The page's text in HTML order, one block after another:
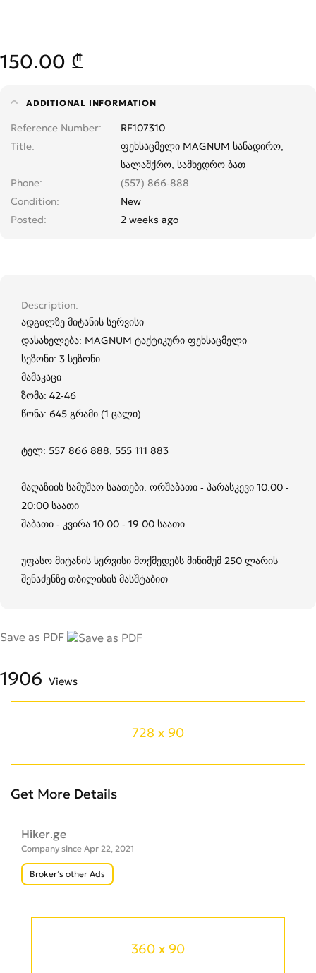
360 x 90
150.00 ₾
ADDITIONAL INFORMATION
Reference Number
RF107310
Title
ფეხსაცმელი MAGNUM სანადირო,
სალაშქრო, სამხედრო ბათ
Phone
(557) 866-888
Condition
New
Posted
2 weeks ago
Description
ადგილზე მიტანის სერვისი
დასახელება: MAGNUM ტაქტიკური ფეხსაცმელი
სეზონი: 3 სეზონი
მამაკაცი
ზომა: 42-46
წონა: 645 გრამი (1 ცალი)
ტელ: 557 866 888, 555 111 883
მაღაზიის სამუშაო საათები: ორშაბათი - პარასკევი 10:00 -
20:00 საათი
შაბათი - კვირა 10:00 - 19:00 საათი
უფასო მიტანის სერვისი მოქმედებს მინიმუმ 250 ლარის
შენაძენზე თბილისის მასშტაბით
Save as PDF
1906 Views
728 x 90
Get More Details
Hiker.ge
Company since Apr 22, 2021
Broker’s other Ads